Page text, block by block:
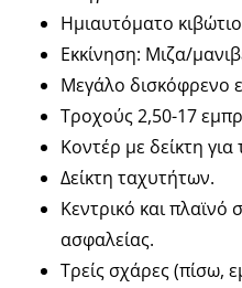
Ημιαυτόματο
Εκκίνηση: Μιζα/
Μεγάλο δισκόφρενο
Τροχούς 2,50-17
Κοντέρ με δείκτη
Δείκτη ταχυτήτων.
Κεντρικό και πλαϊνό
ασφαλείας.
Τρείς σχάρες (πίσω,